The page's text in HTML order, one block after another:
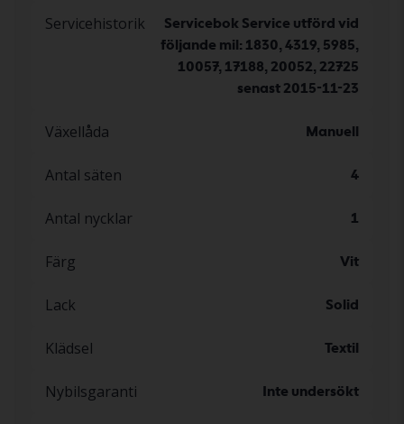
Servicehistorik
Servicebok Service utförd vid
följande mil: 1830, 4319, 5985,
10057, 17188, 20052, 22725
senast 2015-11-23
Växellåda Manuell
Antal säten 4
Antal nycklar 1
Färg Vit
Lack Solid
Klädsel Textil
Nybilsgaranti Inte undersökt